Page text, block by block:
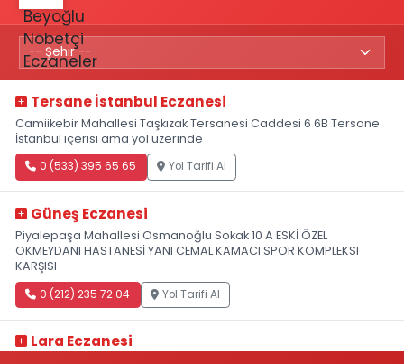
Tersane İstanbul Eczanesi
Camiikebir Mahallesi Taşkızak Tersanesi Caddesi 6 6B Tersane
İstanbul içerisi ama yol üzerinde
0 (533) 395 65 65 Yol Tarifi Al
Güneş Eczanesi
Piyalepaşa Mahallesi Osmanoğlu Sokak 10 A ESKİ ÖZEL
OKMEYDANI HASTANESİ YANI CEMAL KAMACI SPOR KOMPLEKSI
KARŞISI
0 (212) 235 72 04 Yol Tarifi Al
Lara Eczanesi